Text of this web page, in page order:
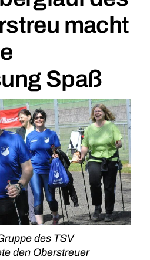
macht
Spaß
des TSV
den Oberstreuer